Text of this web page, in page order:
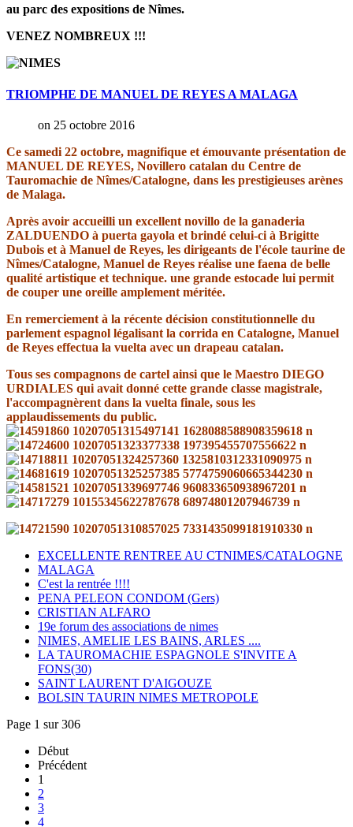
au parc des expositions de Nîmes.
VENEZ NOMBREUX !!!
TRIOMPHE DE MANUEL DE REYES A MALAGA
on 25 octobre 2016
Ce samedi 22 octobre, magnifique et émouvante présentation de
MANUEL DE REYES, Novillero catalan du Centre de
Tauromachie de Nîmes/Catalogne, dans les prestigieuses arènes
de Malaga.
Après avoir accueilli un excellent novillo de la ganaderia
ZALDUENDO à puerta gayola et brindé celui-ci à Brigitte
Dubois et à Manuel de Reyes, les dirigeants de l'école taurine de
Nîmes/Catalogne, Manuel de Reyes réalise une faena de belle
qualité artistique et technique. une grande estocade lui permit
de couper une oreille amplement méritée.
En remerciement à la récente décision constitutionnelle du
parlement espagnol légalisant la corrida en Catalogne, Manuel
de Reyes effectua la vuelta avec un drapeau catalan.
Tous ses compagnons de cartel ainsi que le Maestro DIEGO
URDIALES qui avait donné cette grande classe magistrale,
l'accompagnèrent dans la vuelta finale, sous les
applaudissements du public.
EXCELLENTE RENTREE AU CTNIMES/CATALOGNE
MALAGA
C'est la rentrée !!!!
PENA PELEON CONDOM (Gers)
CRISTIAN ALFARO
19e forum des associations de nimes
NIMES, AMELIE LES BAINS, ARLES ....
LA TAUROMACHIE ESPAGNOLE S'INVITE A
FONS(30)
SAINT LAURENT D'AIGOUZE
BOLSIN TAURIN NIMES METROPOLE
Page 1 sur 306
Début
Précédent
1
2
3
4